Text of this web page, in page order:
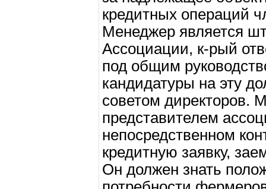
кредитных операций
Менеджер является
Ассоциации, к-рый
под общим
кандидатуры на эту
советом директоров.
представителем
непосредственном
кредитную заявку,
Он должен знать